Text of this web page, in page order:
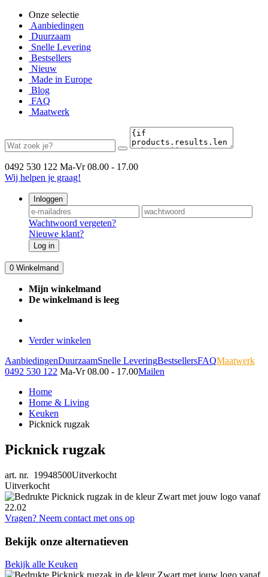
Onze selectie
Aanbiedingen
Duurzaam
Snelle Levering
Bestsellers
Nieuw
Made in Europe
Blog
FAQ
Maatwerk
0492 530 122 Ma-Vr 08.00 - 17.00
Wij helpen je graag!
Inloggen
Wachtwoord vergeten?
Nieuwe klant?
Log in
0 Winkelmand
Mijn winkelmand
De winkelmand is leeg
Verder winkelen
AanbiedingenDuurzaamSnelle LeveringBestsellersFAQMaatwerk
0492 530 122 Ma-Vr 08.00 - 17.00Mailen
Home
Home & Living
Keuken
Picknick rugzak
Picknick rugzak
art. nr. 19948500Uitverkocht
Uitverkocht
Vragen? Neem contact met ons op
Bekijk onze alternatieven
Bekijk alle Keuken